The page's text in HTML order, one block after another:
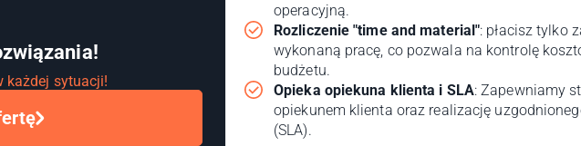
każdej sytuacji!
operacyjną.
Rozliczenie "time and material": płacisz tylko
wykonaną pracę, co pozwala na kontrolę
budżetu.
Opieka opiekuna klienta i SLA: Zapewniamy
opiekunem klienta oraz realizację
(SLA).